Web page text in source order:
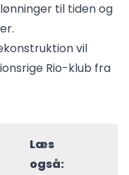
til tiden og
vil
Rio-klub fra
Læs
også: